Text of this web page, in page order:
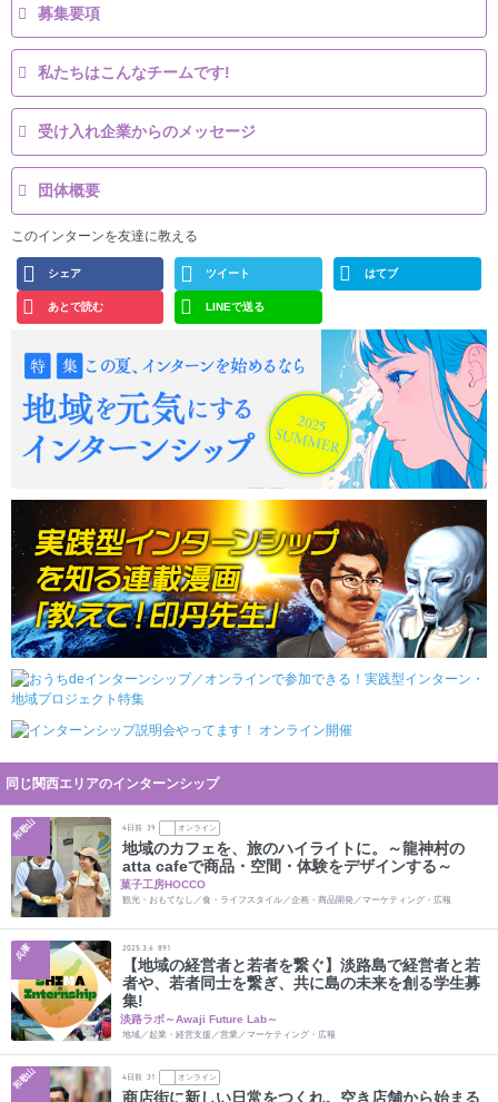
募集要項
私たちはこんなチームです!
受け入れ企業からのメッセージ
団体概要
このインターンを友達に教える
シェア ツイート はてブ
あとで読む LINEで送る
同じ関西エリアのインターンシップ
和歌山 4 日前 39 オンライン
地域のカフェを、旅のハイライトに。～龍神村の
atta cafeで商品・空間・体験をデザインする～
菓子工房HOCCO
観光・おもてなし／食・ライフスタイル／企画・商品開発／マーケティング・広報
兵庫 2025.3.6 891
【地域の経営者と若者を繋ぐ】淡路島で経営者と若
者や、若者同士を繋ぎ、共に島の未来を創る学生募
集!
淡路ラボ～Awaji Future Lab～
地域／起業・経営支援／営業／マーケティング・広報
和歌山 4 日前 31 オンライン
商店街に新しい日常をつくれ。空き店舗から始まる